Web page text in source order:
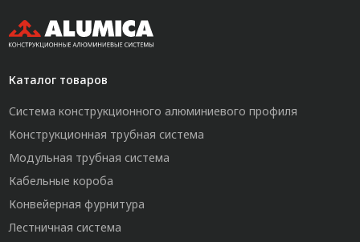
Каталог товаров
Система конструкционного алюминиевого профиля
Конструкционная трубная система
Модульная трубная система
Кабельные короба
Конвейерная фурнитура
Лестничная система